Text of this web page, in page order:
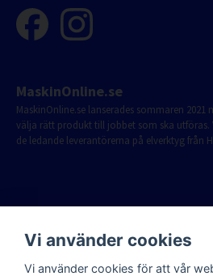
MaskinOnline.se
MaskinOnline.se lanserades sommaren
välja rätt produkt till jobbet som ska utföras.
de ledande leverantörerna på elverktyg från
Vi använder cookies
Vi använder cookies för att vår